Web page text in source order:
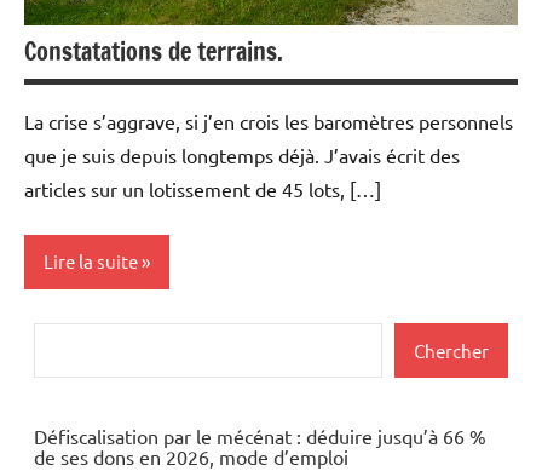
Constatations de terrains.
La crise s’aggrave, si j’en crois les baromètres personnels
que je suis depuis longtemps déjà. J’avais écrit des
articles sur un lotissement de 45 lots, […]
Lire la suite
Immobilier
Chercher
Défiscalisation par le mécénat : déduire jusqu’à 66 %
de ses dons en 2026, mode d’emploi